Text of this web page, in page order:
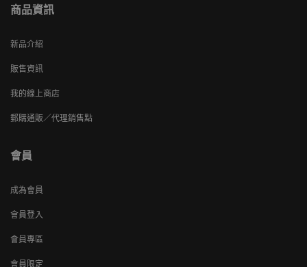
商品資訊
新品介紹
販售資訊
我的線上商店
郵購通販／代理銷售點
會員
成為會員
會員登入
會員專區
會員限定